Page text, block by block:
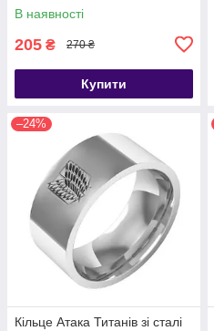
В наявності
205 ₴ 270 ₴
Купити
–24%
Кільце Атака Титанів зі сталі